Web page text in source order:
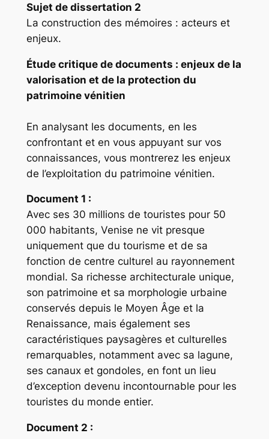
Sujet de dissertation 2
La construction des mémoires : acteurs et
enjeux.
Étude critique de documents : enjeux de la
valorisation et de la protection du
patrimoine vénitien
En analysant les documents, en les
confrontant et en vous appuyant sur vos
connaissances, vous montrerez les enjeux
de l’exploitation du patrimoine vénitien.
Document 1 :
Avec ses 30 millions de touristes pour 50
000 habitants, Venise ne vit presque
uniquement que du tourisme et de sa
fonction de centre culturel au rayonnement
mondial. Sa richesse architecturale unique,
son patrimoine et sa morphologie urbaine
conservés depuis le Moyen Âge et la
Renaissance, mais également ses
caractéristiques paysagères et culturelles
remarquables, notamment avec sa lagune,
ses canaux et gondoles, en font un lieu
d’exception devenu incontournable pour les
touristes du monde entier.
Document 2 :